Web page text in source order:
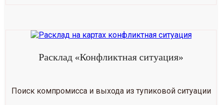
Расклад «Конфликтная ситуация»
Поиск компромисса и выхода из тупиковой ситуации